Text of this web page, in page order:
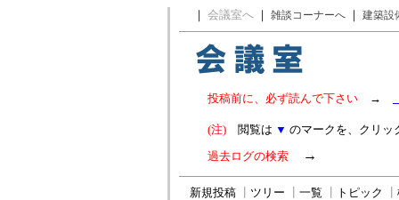
｜ 会議室へ ｜ 雑談コーナーへ ｜ 建築設
投稿前に、必ず読んで下さい →
(注) 閲覧は ▼ のマークを、クリッ
過去ログの検索 →
新規投稿 ツリー 一覧 トピック